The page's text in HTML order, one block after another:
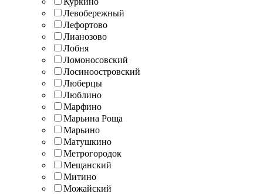
Левобережный
Лефортово
Лианозово
Лобня
Ломоносовский
Лосиноостровский
Люберцы
Люблино
Марфино
Марьина Роща
Марьино
Матушкино
Метрогородок
Мещанский
Митино
Можайский